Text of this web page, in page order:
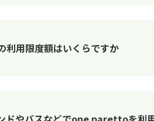
用限度額はいくらですか